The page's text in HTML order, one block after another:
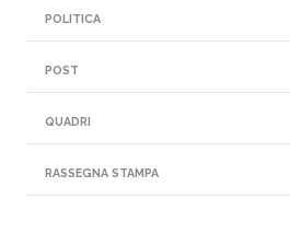
POLITICA
POST
QUADRI
RASSEGNA STAMPA